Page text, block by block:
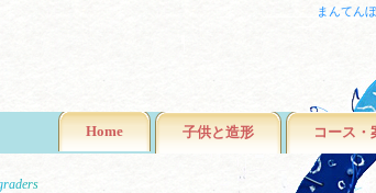
まんてん
Home 子供と造形 コース・
raders